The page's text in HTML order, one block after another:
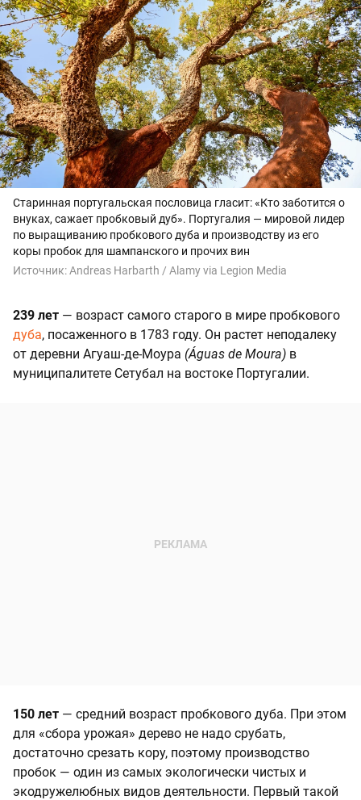
Старинная португальская пословица гласит: «Кто заботится о
внуках, сажает пробковый дуб». Португалия — мировой лидер
по выращиванию пробкового дуба и производству из его
коры пробок для шампанского и прочих вин
Источник:Andreas Harbarth / Alamy via Legion Media
239 лет — возраст самого старого в мире пробкового
дуба, посаженного в 1783 году. Он растет неподалеку
от деревни Агуаш-де-Моура (Águas de Moura) в
муниципалитете Сетубал на востоке Португалии.
150 лет — средний возраст пробкового дуба. При этом
для «сбора урожая» дерево не надо срубать,
достаточно срезать кору, поэтому производство
пробок — один из самых экологически чистых и
экодружелюбных видов деятельности. Первый такой